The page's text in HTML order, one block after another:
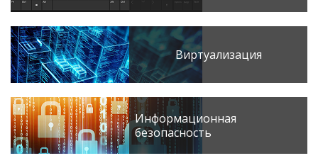
Виртуализация
Информационная
безопасность